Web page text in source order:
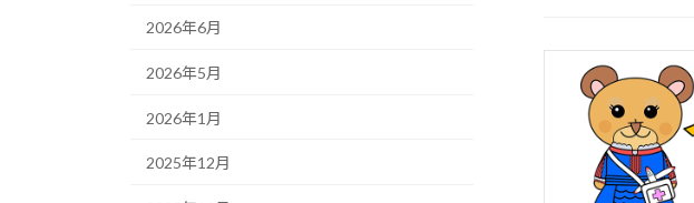
2026年6月
2026年5月
2026年1月
2025年12月